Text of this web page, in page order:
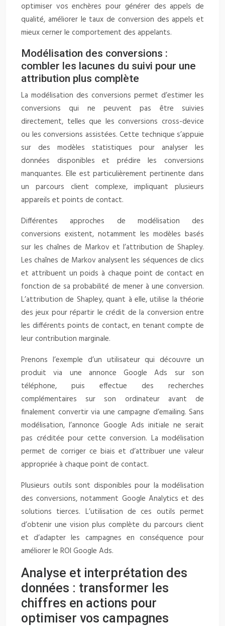
optimiser vos enchères pour générer des appels de
qualité, améliorer le taux de conversion des appels et
mieux cerner le comportement des appelants.
Modélisation des conversions :
combler les lacunes du suivi pour une
attribution plus complète
La modélisation des conversions permet d’estimer les
conversions qui ne peuvent pas être suivies
directement, telles que les conversions cross-device
ou les conversions assistées. Cette technique s’appuie
sur des modèles statistiques pour analyser les
données disponibles et prédire les conversions
manquantes. Elle est particulièrement pertinente dans
un parcours client complexe, impliquant plusieurs
appareils et points de contact.
Différentes approches de modélisation des
conversions existent, notamment les modèles basés
sur les chaînes de Markov et l’attribution de Shapley.
Les chaînes de Markov analysent les séquences de clics
et attribuent un poids à chaque point de contact en
fonction de sa probabilité de mener à une conversion.
L’attribution de Shapley, quant à elle, utilise la théorie
des jeux pour répartir le crédit de la conversion entre
les différents points de contact, en tenant compte de
leur contribution marginale.
Prenons l’exemple d’un utilisateur qui découvre un
produit via une annonce Google Ads sur son
téléphone, puis effectue des recherches
complémentaires sur son ordinateur avant de
finalement convertir via une campagne d’emailing. Sans
modélisation, l’annonce Google Ads initiale ne serait
pas créditée pour cette conversion. La modélisation
permet de corriger ce biais et d’attribuer une valeur
appropriée à chaque point de contact.
Plusieurs outils sont disponibles pour la modélisation
des conversions, notamment Google Analytics et des
solutions tierces. L’utilisation de ces outils permet
d’obtenir une vision plus complète du parcours client
et d’adapter les campagnes en conséquence pour
améliorer le ROI Google Ads.
Analyse et interprétation des
données : transformer les
chiffres en actions pour
optimiser vos campagnes